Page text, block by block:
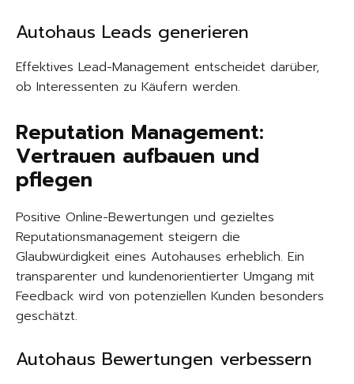
Autohaus Leads generieren
Effektives Lead-Management entscheidet darüber,
ob Interessenten zu Käufern werden.
Reputation Management:
Vertrauen aufbauen und
pflegen
Positive Online-Bewertungen und gezieltes
Reputationsmanagement steigern die
Glaubwürdigkeit eines Autohauses erheblich. Ein
transparenter und kundenorientierter Umgang mit
Feedback wird von potenziellen Kunden besonders
geschätzt.
Autohaus Bewertungen verbessern